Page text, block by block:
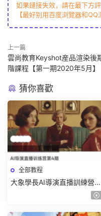
如果鏈接失效，請在最下方
【最好别用百度浏覽器和QQ
上一篇
雲尚教育Keyshot産品渲染後
階課程【第一期2020年5月】
猜你喜歡
全部教程
大象學長AI導演直播訓練營第
期2026【畫質高清有資料】